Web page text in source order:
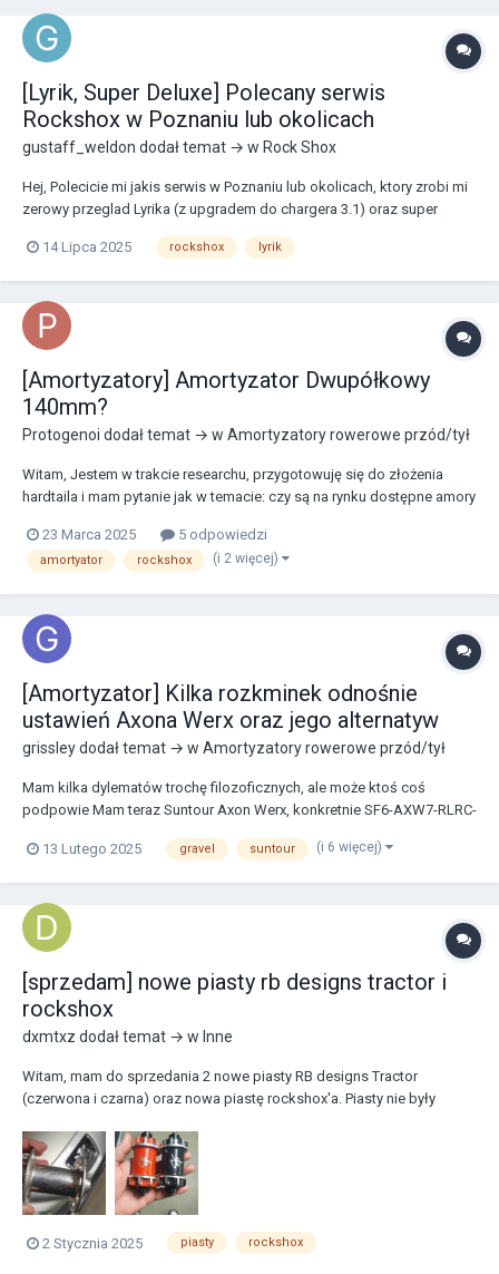
[Lyrik, Super Deluxe] Polecany serwis
Rockshox w Poznaniu lub okolicach
gustaff_weldon dodał temat → w Rock Shox
Hej, Polecicie mi jakis serwis w Poznaniu lub okolicach, ktory zrobi mi
zerowy przeglad Lyrika (z upgradem do chargera 3.1) oraz super
manualem) i na olejach Rockshoxa. Z gory dzieki
14 Lipca 2025 rockshox lyrik
[Amortyzatory] Amortyzator Dwupółkowy
140mm?
Protogenoi dodał temat → w Amortyzatory rowerowe przód/tył
Witam, Jestem w trakcie researchu, przygotowuję się do złożenia
hardtaila i mam pytanie jak w temacie: czy są na rynku dostępne amory
skoku? Canyon Stoic 29" Z góry dzięki za odp
23 Marca 2025 5 odpowiedzi
amortyator rockshox (i 2 więcej)
[Amortyzator] Kilka rozkminek odnośnie
ustawień Axona Werx oraz jego alternatyw
grissleydodał temat → w Amortyzatory rowerowe przód/tył
Mam kilka dylematów trochę filozoficznych, ale może ktoś coś
podpowie Mam teraz Suntour Axon Werx, konkretnie SF6-AXW7-RLRC-
to 85% na asfalcie, 10% po szutrze i drogach polnych, a 5% po lesie.
13 Lutego 2025 gravel suntour (i 6 więcej)
[sprzedam] nowe piasty rb designs tractor i
rockshox
dxmtxz dodał temat → w Inne
Witam, mam do sprzedania 2 nowe piasty RB designs Tractor
(czerwona i czarna) oraz nowa piastę rockshox'a. Piasty nie były
zapraszam do kontaktu.
2 Stycznia 2025 piasty rockshox